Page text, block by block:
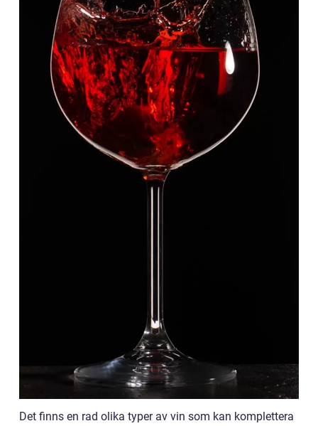
Det finns en rad olika typer av vin som kan komplettera